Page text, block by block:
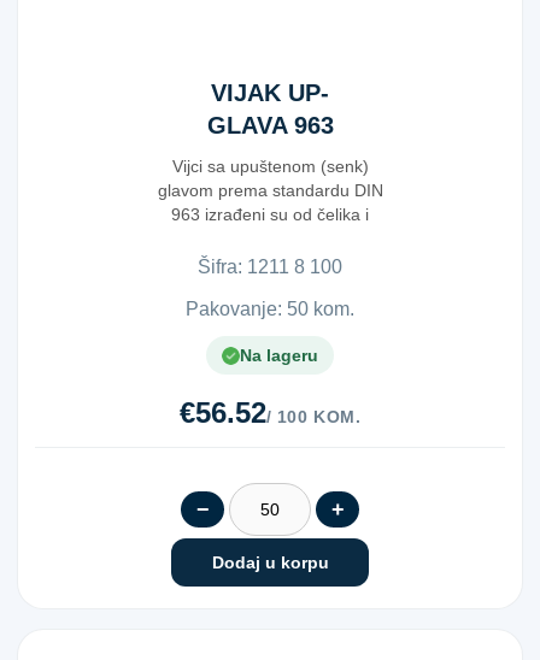
VIJAK UP-
GLAVA 963
POC. 8X100
Vijci sa upuštenom (senk)
glavom prema standardu DIN
963 izrađeni su od čelika i
Šifra: 1​2​1​1​ ​8​ ​1​0​0​
Pakovanje: 50 kom.
Na lageru
€56.52/ 100 KOM.
− +
Dodaj u korpu